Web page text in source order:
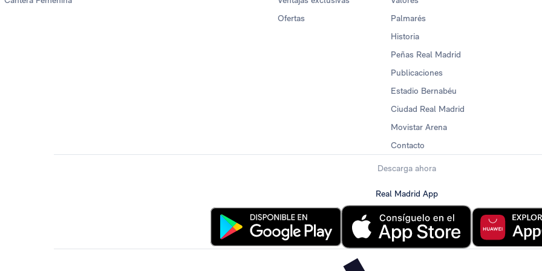
Ofertas
Palmarés
Historia
Peñas Real Madrid
Publicaciones
Estadio Bernabéu
Ciudad Real Madrid
Movistar Arena
Contacto
Descarga ahora
Real Madrid App